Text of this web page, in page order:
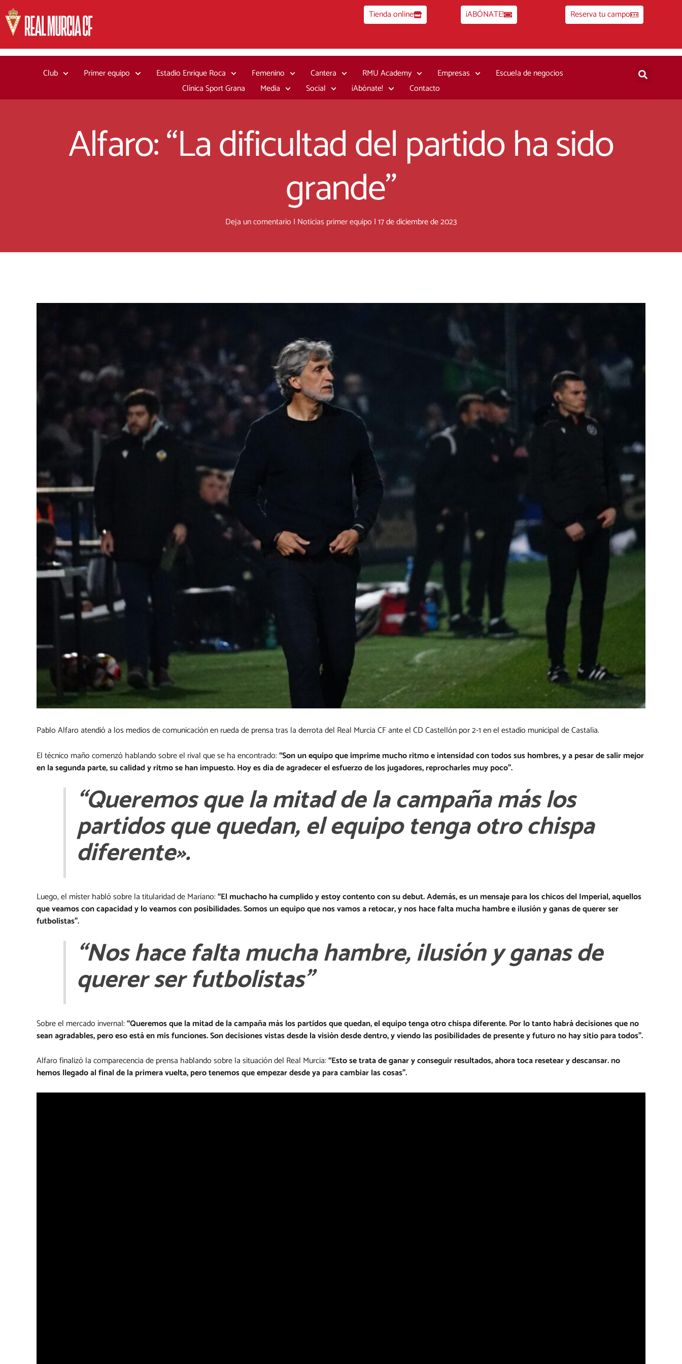
al
contenido
Tienda online ¡ABÓNATE! Reserva tu campo
Club Primer equipo Estadio Enrique Roca Femenino Cantera RMU Academy Empresas
Escuela de negocios
Clínica Sport Grana
Media Social ¡Abónate! Contacto
Alfaro: “La dificultad del partido ha sido
grande”
Deja un comentario | Noticias primer equipo |17 de diciembre de 2023
Pablo Alfaro atendió a los medios de comunicación en rueda de prensa tras la derrota del Real Murcia CF ante el CD Castellón por 2-1 en el estadio municipal de Castalia.
El técnico maño comenzó hablando sobre el rival que se ha encontrado:“Son un equipo que imprime mucho ritmo e intensidad con todos sus hombres, y a pesar de salir mejor
en la segunda parte, su calidad y ritmo se han impuesto. Hoy es dia de agradecer el esfuerzo de los jugadores, reprocharles muy poco”.
“Queremos que la mitad de la campaña más los
partidos que quedan, el equipo tenga otro chispa
diferente».
Luego, el míster habló sobre la titularidad de Mariano:“El muchacho ha cumplido y estoy contento con su debut. Además, es un mensaje para los chicos del Imperial, aquellos
que veamos con capacidad y lo veamos con posibilidades. Somos un equipo que nos vamos a retocar, y nos hace falta mucha hambre e ilusión y ganas de querer ser
futbolistas”.
“Nos hace falta mucha hambre, ilusión y ganas de
querer ser futbolistas”
Sobre el mercado invernal:“Queremos que la mitad de la campaña más los partidos que quedan, el equipo tenga otro chispa diferente. Por lo tanto habrá decisiones que no
sean agradables, pero eso está en mis funciones. Son decisiones vistas desde la visión desde dentro, y viendo las posibilidades de presente y futuro no hay sitio para todos”.
Alfaro finalizó la comparecencia de prensa hablando sobre la situación del Real Murcia:“Esto se trata de ganar y conseguir resultados, ahora toca resetear y descansar. no
hemos llegado al final de la primera vuelta, pero tenemos que empezar desde ya para cambiar las cosas”.